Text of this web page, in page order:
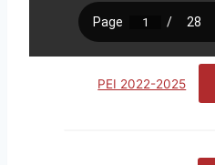
PEI 2022-2025